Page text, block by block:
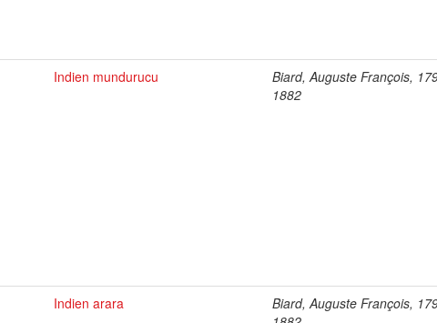
Indien mundurucu
Biard, Auguste François,
1882
Indien arara
Biard, Auguste François,